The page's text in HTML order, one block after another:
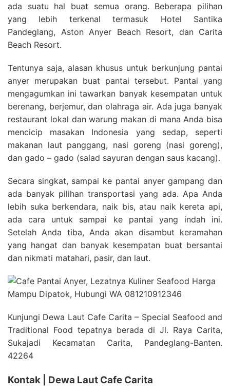
ada suatu hal buat semua orang. Beberapa pilihan
yang lebih terkenal termasuk Hotel Santika
Pandeglang, Aston Anyer Beach Resort, dan Carita
Beach Resort.
Tentunya saja, alasan khusus untuk berkunjung pantai
anyer merupakan buat pantai tersebut. Pantai yang
mengagumkan ini tawarkan banyak kesempatan untuk
berenang, berjemur, dan olahraga air. Ada juga banyak
restaurant lokal dan warung makan di mana Anda bisa
mencicip masakan Indonesia yang sedap, seperti
makanan laut panggang, nasi goreng (nasi goreng),
dan gado – gado (salad sayuran dengan saus kacang).
Secara singkat, sampai ke pantai anyer gampang dan
ada banyak pilihan transportasi yang ada. Apa Anda
lebih suka berkendara, naik bis, atau naik kereta api,
ada cara untuk sampai ke pantai yang indah ini.
Setelah Anda tiba, Anda akan disambut keramahan
yang hangat dan banyak kesempatan buat bersantai
dan nikmati matahari, pasir, dan laut.
Kunjungi Dewa Laut Cafe Carita – Special Seafood and
Traditional Food tepatnya berada di Jl. Raya Carita,
Sukajadi Kecamatan Carita, Pandeglang-Banten.
42264
Kontak | Dewa Laut Cafe Carita